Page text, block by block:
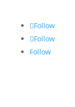
Follow
Follow
Follow